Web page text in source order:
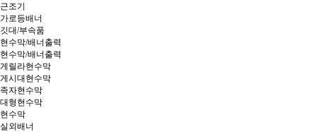
근조기
가로등배너
깃대/부속품
현수막/배너출력
현수막/배너출력
게릴라현수막
게시대현수막
족자현수막
대형현수막
현수막
실외배너